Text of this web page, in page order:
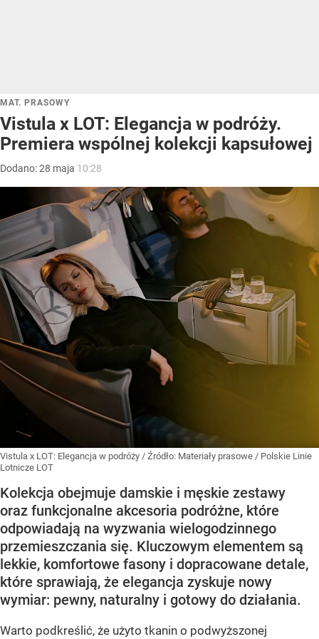
MAT. PRASOWY
Vistula x LOT: Elegancja w podróży.
Premiera wspólnej kolekcji kapsułowej
Dodano:28 maja 10:28
Vistula x LOT: Elegancja w podróży / Źródło: Materiały prasowe / Polskie Linie
Lotnicze LOT
Kolekcja obejmuje damskie i męskie zestawy
oraz funkcjonalne akcesoria podróżne, które
odpowiadają na wyzwania wielogodzinnego
przemieszczania się. Kluczowym elementem są
lekkie, komfortowe fasony i dopracowane detale,
które sprawiają, że elegancja zyskuje nowy
wymiar: pewny, naturalny i gotowy do działania.
Warto podkreślić, że użyto tkanin o podwyższonej